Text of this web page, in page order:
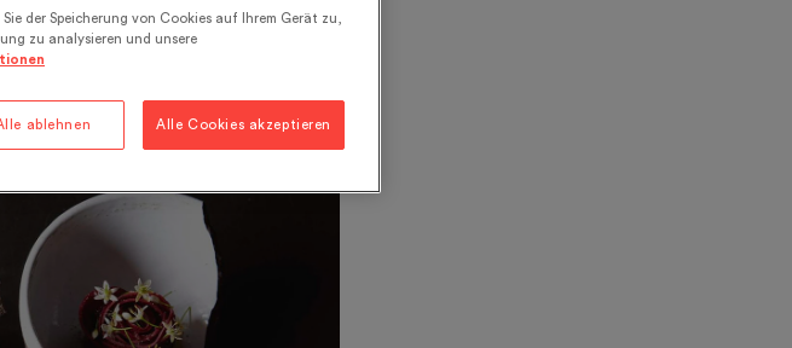
Kommentar abgibt
der Speicherung von Cookies auf Ihrem Gerät zu,
zu analysieren und unsere
ablehnen Alle Cookies akzeptieren